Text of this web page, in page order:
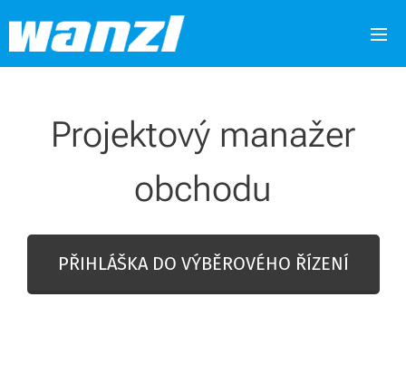
Projektový manažer
obchodu
PŘIHLÁŠKA DO VÝBĚROVÉHO ŘÍZENÍ